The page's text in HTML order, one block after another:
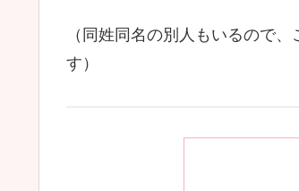
（同姓同名の別人もいるので、
す）